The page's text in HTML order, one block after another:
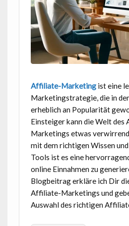
Affiliate-Marketingist eine
Marketingstrategie, die in
erheblich an Popularität
Einsteiger kann die Welt des
Marketings etwas verwirrend
mit dem richtigen Wissen und
Tools ist es eine
online Einnahmen zu
Blogbeitrag erkläre ich Dir
Affiliate-Marketings und
Auswahl des richtigen